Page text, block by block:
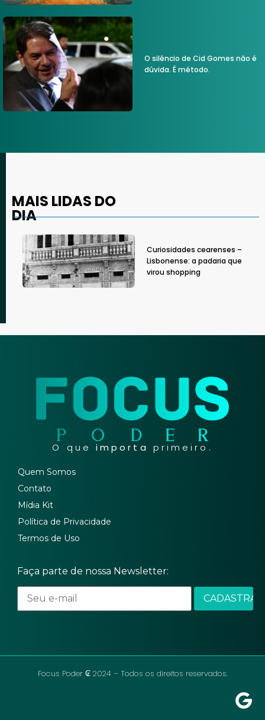
O silêncio de Cid Gomes não é
dúvida. É método.
MAIS LIDAS DO
DIA
Curiosidades cearenses –
Lisbonense: a padaria que
virou shopping
O que importa primeiro.
Quem Somos
Contato
Mídia Kit
Política de Privacidade
Termos de Uso
Faça parte de nossa Newsletter:
Focus Poder ₢ 2024 – Todos os direitos reservados.